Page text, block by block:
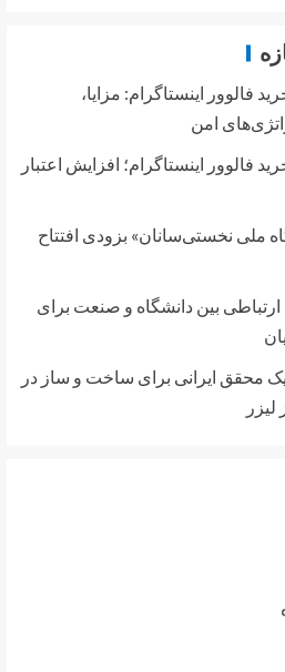
فالوور اینستاگرام: مزایا،
امن
فالوور اینستاگرام؛ افزایش اعتبار
ملی نخستی‌سانان» بزودی افتتاح
ارتباطی بین دانشگاه و صنعت برای
یک محقق ایرانی برای ساخت و ساز در
لیزر